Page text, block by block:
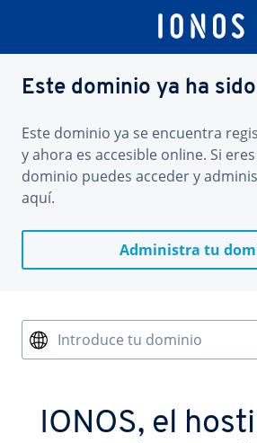
Este dominio ya ha
Este dominio ya se encuentra
y ahora es accesible online. Si
dominio puedes acceder y
aquí.
Administra tu
Introduce tu dominio
IONOS, el